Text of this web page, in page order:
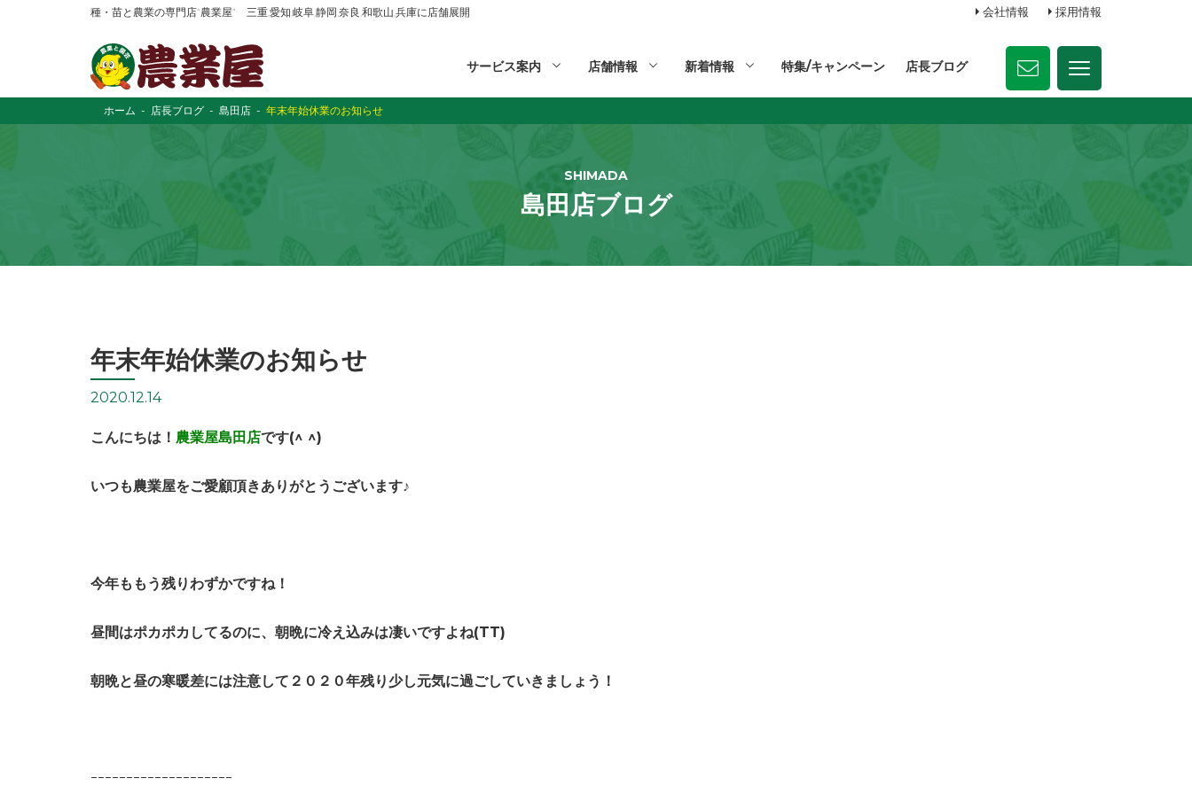
種・苗と農業の専門店“農業屋” 三重,愛知,岐阜,静岡,奈良,和歌山,兵庫に店舗展開 会社情報 採用情報
サービス案内 店舗情報 新着情報 特集/キャンペーン 店長ブログ
ホーム 店長ブログ 島田店 年末年始休業のお知らせ
SHIMADA
島田店ブログ
年末年始休業のお知らせ
2020.12.14
こんにちは！ 農業屋島田店です(^ ^)
いつも農業屋をご愛顧頂きありがとうございます♪
今年ももう残りわずかですね！
昼間はポカポカしてるのに、朝晩に冷え込みは凄いですよね(TT)
朝晩と昼の寒暖差には注意して２０２０年残り少し元気に過ごしていきましょう！
ｰｰｰｰｰｰｰｰｰｰｰｰｰｰｰｰｰｰｰｰ